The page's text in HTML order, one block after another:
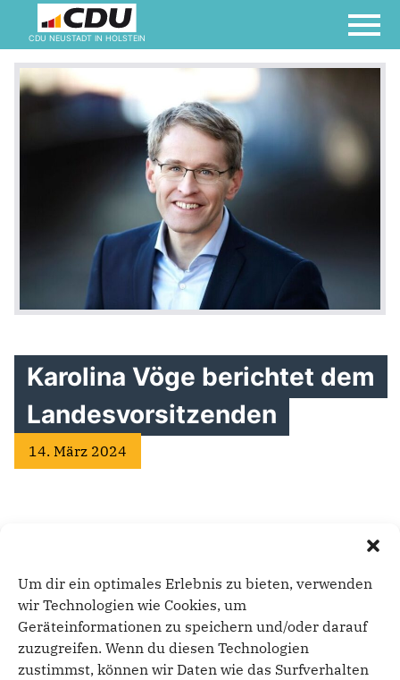
Um dir ein optimales Erlebnis zu bieten, verwenden
wir Technologien wie Cookies, um
Geräteinformationen zu speichern und/oder darauf
zuzugreifen. Wenn du diesen Technologien
zustimmst, können wir Daten wie das Surfverhalten
CDU NEUSTADT IN HOLSTEIN
Karolina Vöge berichtet dem
Landesvorsitzenden
14. März 2024
unserem CDU-Landesvorsitzenden Daniel Günther in
sowie das erste halbe Jahr des wiedergegründeten
Kreisverbandes Frauen Union Ostholstein.